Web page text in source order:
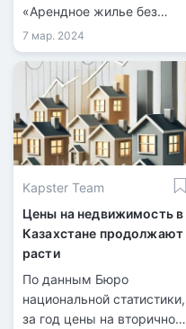
«Арендное жилье без
права выкупа» для
многодетных семей,
детей-сирот и тех, кто
остался без попечения
родителей, а также для
социально уязвимых
групп населения.
7 мар. 2024
Kapster Team
Цены на недвижимость в
Казахстане продолжают
расти
По данным Бюро
национальной статистики,
за год цены на вторичном